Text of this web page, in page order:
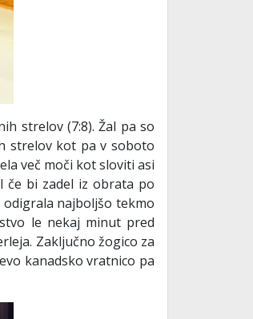
strelov (7:8). Žal pa so
strelov kot pa v soboto
več moči kot sloviti asi
če bi zadel iz obrata po
najboljšo tekmo
le nekaj minut pred
Zaključno žogico za
kanadsko vratnico pa